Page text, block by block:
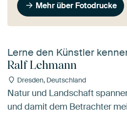
Mehr über Fotodrucke
Lerne den Künstler
Ralf Lehmann
Dresden, Deutschland
Natur und Landschaft
und damit dem Betrachter